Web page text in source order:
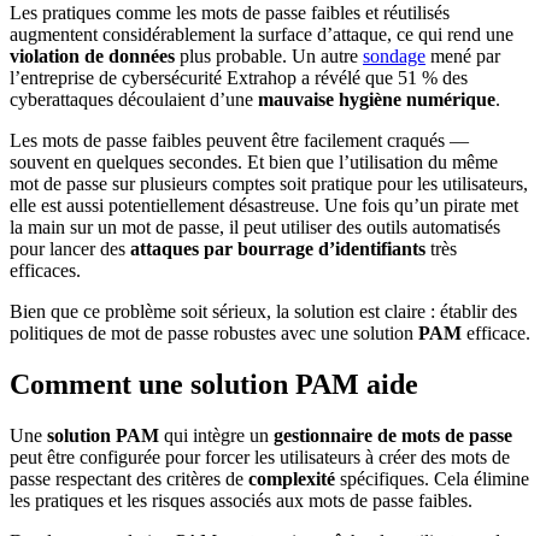
Les pratiques comme les mots de passe faibles et réutilisés
augmentent considérablement la surface d’attaque, ce qui rend une
violation de données plus probable. Un autre sondage mené par
l’entreprise de cybersécurité Extrahop a révélé que 51 % des
cyberattaques découlaient d’une mauvaise hygiène numérique.
Les mots de passe faibles peuvent être facilement craqués —
souvent en quelques secondes. Et bien que l’utilisation du même
mot de passe sur plusieurs comptes soit pratique pour les utilisateurs,
elle est aussi potentiellement désastreuse. Une fois qu’un pirate met
la main sur un mot de passe, il peut utiliser des outils automatisés
pour lancer des attaques par bourrage d’identifiants très
efficaces.
Bien que ce problème soit sérieux, la solution est claire : établir des
politiques de mot de passe robustes avec une solution PAM efficace.
Comment une solution PAM aide
Une solution PAM qui intègre un gestionnaire de mots de passe
peut être configurée pour forcer les utilisateurs à créer des mots de
passe respectant des critères de complexité spécifiques. Cela élimine
les pratiques et les risques associés aux mots de passe faibles.